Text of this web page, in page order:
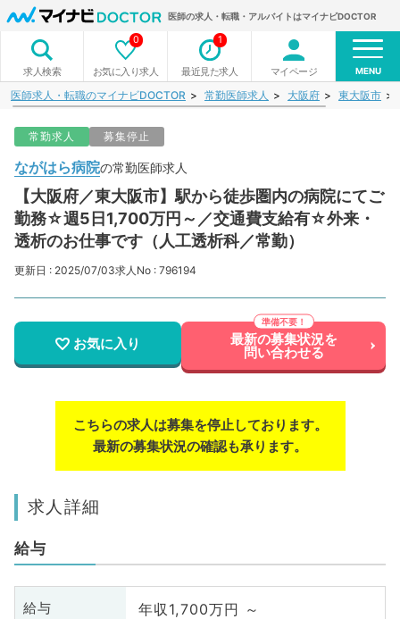
医師の求人・転職・アルバイトはマイナビDOCTOR
求人検索 お気に入り求人
0
最近見た求人
1
マイページ MENU
医師求人・転職のマイナビDOCTOR 常勤医師求人 大阪府 東大阪市
常勤求人 募集停止
ながはら病院の常勤医師求人
【大阪府／東大阪市】駅から徒歩圏内の病院にてご
勤務☆週5日1,700万円～／交通費支給有☆外来・
透析のお仕事です（人工透析科／常勤）
更新日 : 2025/07/03求人No : 796194
お気に入り 最新の募集状況を
問い合わせる
こちらの求人は募集を停止しております。
最新の募集状況の確認も承ります。
求人詳細
給与
給与 年収1,700万円 ～